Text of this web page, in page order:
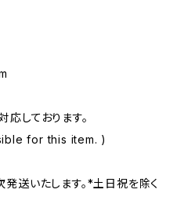
応しております。
for this item. )
送いたします。*土日祝を除く